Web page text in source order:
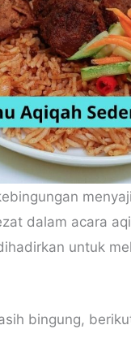
dalam acara
untuk
bingung,